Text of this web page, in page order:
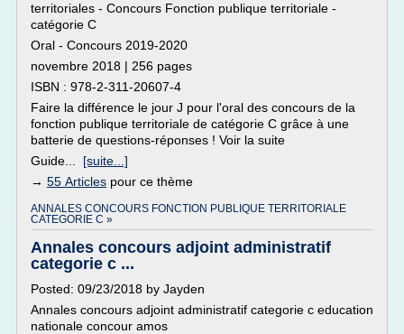
territoriales - Concours Fonction publique territoriale -
catégorie C
Oral - Concours 2019-2020
novembre 2018 | 256 pages
ISBN : 978-2-311-20607-4
Faire la différence le jour J pour l'oral des concours de la
fonction publique territoriale de catégorie C grâce à une
batterie de questions-réponses ! Voir la suite
Guide... [suite...]
→ 55 Articles pour ce thème
ANNALES CONCOURS FONCTION PUBLIQUE TERRITORIALE
CATEGORIE C »
Annales concours adjoint administratif
categorie c ...
Posted: 09/23/2018 by Jayden
Annales concours adjoint administratif categorie c education
nationale concour amos